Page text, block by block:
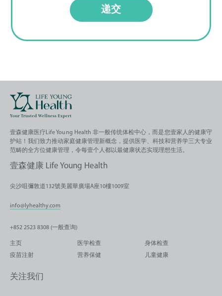
递交
壹森健康医疗Life Young Health 非一般传统体检中心，而是您壹家人的健康守
护站！我们致力推动家庭健康管理新概念，提供医学、科技和营养学三大专业
范畴的全方位健康管理，令每壹个人都以最健康状态实现理想生活。
壹森健康 Life Young Health
尖沙咀彌敦道132號美麗華廣場A座10樓1009室
info@lyhealthy.com
+852 2523 8308 (一般查询)
主页 医学检查
身体检查
疫苗注射
营养保健 儿童健康
关注我们